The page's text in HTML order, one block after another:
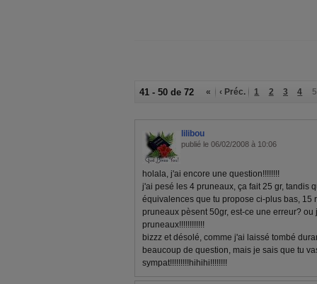
41 - 50 de 72 « ‹ Préc. 1 2 3 4 5
lilibou
publié le 06/02/2008 à 10:06
holala, j'ai encore une question!!!!!!!!
j'ai pesé les 4 pruneaux, ça fait 25 gr, tandis
équivalences que tu propose ci-plus bas, 15
pruneaux pèsent 50gr, est-ce une erreur?
pruneaux!!!!!!!!!!!!
bizzz et désolé, comme j'ai laissé tombé
beaucoup de question, mais je sais que tu
sympat!!!!!!!!!hihihi!!!!!!!!